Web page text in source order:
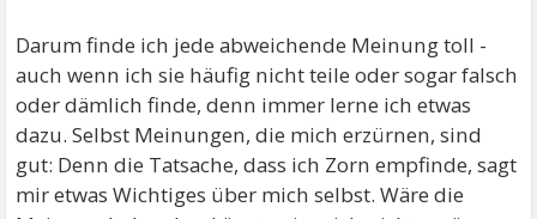
Darum finde ich jede abweichende Meinung toll -
auch wenn ich sie häufig nicht teile oder sogar falsch
oder dämlich finde, denn immer lerne ich etwas
dazu. Selbst Meinungen, die mich erzürnen, sind
gut: Denn die Tatsache, dass ich Zorn empfinde, sagt
mir etwas Wichtiges über mich selbst. Wäre die